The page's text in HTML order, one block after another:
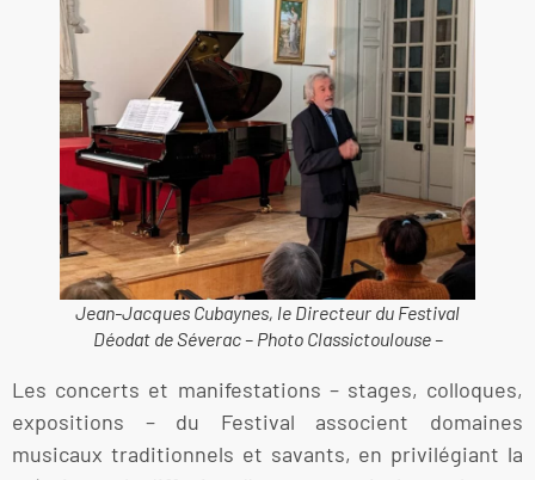
Jean-Jacques Cubaynes, le Directeur du Festival
Déodat de Séverac – Photo Classictoulouse –
Les concerts et manifestations – stages, colloques,
expositions – du Festival associent domaines
musicaux traditionnels et savants, en privilégiant la